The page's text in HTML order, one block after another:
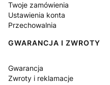
Twoje zamówienia
Ustawienia konta
Przechowalnia
GWARANCJA I ZWROTY
Gwarancja
Zwroty i reklamacje